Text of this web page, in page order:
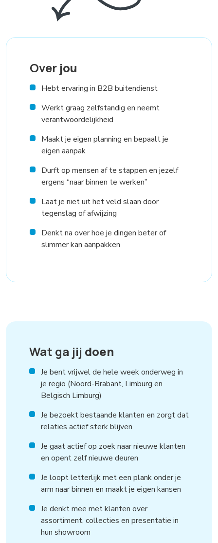
Over jou
Hebt ervaring in B2B buitendienst
Werkt graag zelfstandig en neemt
verantwoordelijkheid
Maakt je eigen planning en bepaalt je
eigen aanpak
Durft op mensen af te stappen en jezelf
ergens “naar binnen te werken”
Laat je niet uit het veld slaan door
tegenslag of afwijzing
Denkt na over hoe je dingen beter of
slimmer kan aanpakken
Wat ga jij doen
Je bent vrijwel de hele week onderweg in
je regio (Noord-Brabant, Limburg en
Belgisch Limburg)
Je bezoekt bestaande klanten en zorgt dat
relaties actief sterk blijven
Je gaat actief op zoek naar nieuwe klanten
en opent zelf nieuwe deuren
Je loopt letterlijk met een plank onder je
arm naar binnen en maakt je eigen kansen
Je denkt mee met klanten over
assortiment, collecties en presentatie in
hun showroom